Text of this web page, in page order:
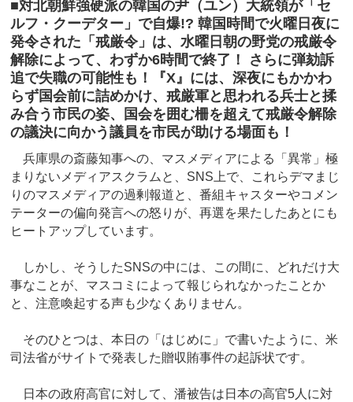
■対北朝鮮強硬派の韓国の尹（ユン）大統領が「セ
ルフ・クーデター」で自爆!? 韓国時間で火曜日夜に
発令された「戒厳令」は、水曜日朝の野党の戒厳令
解除によって、わずか6時間で終了！ さらに弾劾訴
追で失職の可能性も！『X』には、深夜にもかかわ
らず国会前に詰めかけ、戒厳軍と思われる兵士と揉
み合う市民の姿、国会を囲む柵を超えて戒厳令解除
の議決に向かう議員を市民が助ける場面も！
兵庫県の斎藤知事への、マスメディアによる「異常」極
まりないメディアスクラムと、SNS上で、これらデマまじ
りのマスメディアの過剰報道と、番組キャスターやコメン
テーターの偏向発言への怒りが、再選を果たしたあとにも
ヒートアップしています。
しかし、そうしたSNSの中には、この間に、どれだけ大
事なことが、マスコミによって報じられなかったことか
と、注意喚起する声も少なくありません。
そのひとつは、本日の「はじめに」で書いたように、米
司法省がサイトで発表した贈収賄事件の起訴状です。
日本の政府高官に対して、潘被告は日本の高官5人に対